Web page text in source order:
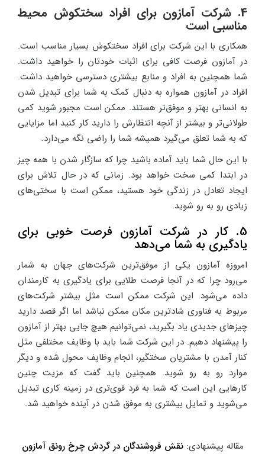
4. شرکت آمازون برای افراد سختکوش محیط
مناسبی است
همکاری با این شرکت برای افراد سختکوش بسیار مناسب است.
در آمازون فرصت کافی برای اثبات خودتان را خواهید داشت.
شما همچنین به افراد و منابع بیشتری دسترسی خواهید داشت.
افراد در آمازون همواره به دنبال کمک به شما برای تبدیل شدن
به انسانی بهتر و موفق‌تر هستند. ممکن است مجبور شوید کمی
طولانی‌تر و بیشتر از آنچه انتظارش را دارید کار کنید اما مزایایی
که به شما تعلق می‌گیرد همیشه شما را راضی نگه می‌دارد.
با این حال شما باید آماده باشید چرا که سازگار شدن با همه چیز
در ابتدا کمی سخت خواهد بود. زمانی که در حال تلاش برای
ایجاد تعادل در زندگی خود هستید، ممکن است با سختی‌های
زیادی رو به رو شوید.
5. کار در شرکت آمازون فرصت خوبی برای
یادگیری به شما می‌دهد
امروزه آمازون یکی از موفق‌ترین شرکت‌های جهان به شمار
می‌رود چرا که در آنجا فرصت طلایی برای یادگیری به کارمندان
داده می‌شود. این شرکت ممکن است مثل بیشتر شرکت‌های
مربوط به فناوری شادترین مکان ممکن نباشد اما اگر قصد دارید
چیزهای جدیدی یاد بگیرید، نمی‌توانیم هیچ جایی بهتر از آمازون
را پیشنهاد دهیم. در این شرکت شما باید با وظایف مختلفی مثل
کنار آمدن با مشتریان سختگیر، انجام وظایف محول شده و دیگر
موارد رو به رو شوید. همچنین باید گفت که مزیت چنین
کارهایی این است که شما به فرد قوی‌تری در زمینه کاری تبدیل
می‌شوید و تمایل بیشتری به موفق شدن در آینده خواهید شد.
مقاله پیشنهادی:نقش فروشندگان در گردش چرخ رونق آمازون